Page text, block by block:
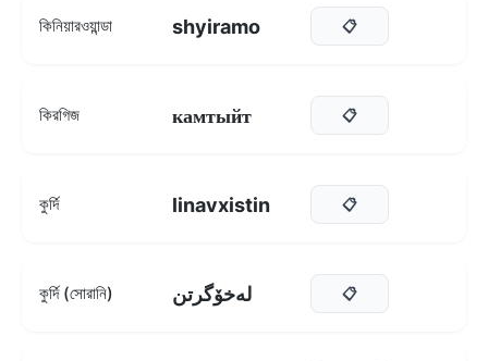
কিনিয়ারওয়ান্ডা shyiramo 📋
কিরগিজ камтыйт 📋
কুর্দি linavxistin 📋
কুর্দি (সোরানি) لەخۆگرتن 📋